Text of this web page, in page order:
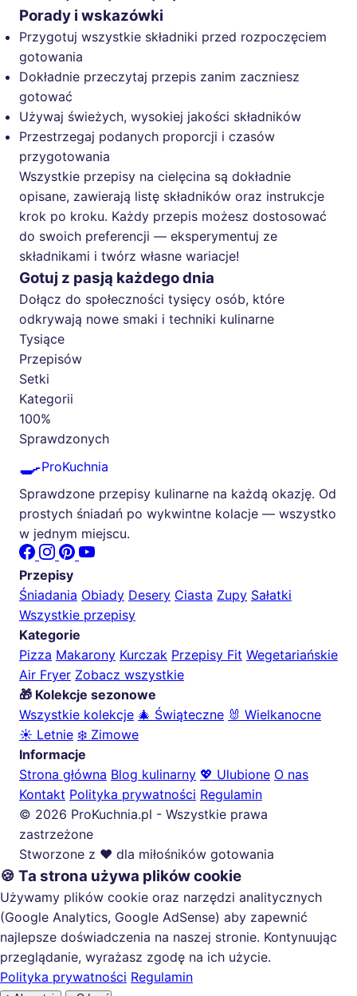
Porady i wskazówki
Przygotuj wszystkie składniki przed rozpoczęciem
gotowania
Dokładnie przeczytaj przepis zanim zaczniesz
gotować
Używaj świeżych, wysokiej jakości składników
Przestrzegaj podanych proporcji i czasów
przygotowania
Wszystkie przepisy na cielęcina są dokładnie
opisane, zawierają listę składników oraz instrukcje
krok po kroku. Każdy przepis możesz dostosować
do swoich preferencji — eksperymentuj ze
składnikami i twórz własne wariacje!
Gotuj z pasją każdego dnia
Dołącz do społeczności tysięcy osób, które
odkrywają nowe smaki i techniki kulinarne
Tysiące
Przepisów
Setki
Kategorii
100%
Sprawdzonych
🍳ProKuchnia
Sprawdzone przepisy kulinarne na każdą okazję. Od
prostych śniadań po wykwintne kolacje — wszystko
w jednym miejscu.
Przepisy
Śniadania Obiady Desery Ciasta Zupy Sałatki
Wszystkie przepisy
Kategorie
Pizza Makarony Kurczak Przepisy Fit Wegetariańskie
Air Fryer Zobacz wszystkie
🎁 Kolekcje sezonowe
Wszystkie kolekcje 🎄 Świąteczne 🐰 Wielkanocne
☀️ Letnie ❄️ Zimowe
Informacje
Strona główna Blog kulinarny 💖 Ulubione O nas
Kontakt Polityka prywatności Regulamin
© 2026 ProKuchnia.pl - Wszystkie prawa
zastrzeżone
Stworzone z ❤️ dla miłośników gotowania
🍪 Ta strona używa plików cookie
Używamy plików cookie oraz narzędzi analitycznych
(Google Analytics, Google AdSense) aby zapewnić
najlepsze doświadczenia na naszej stronie. Kontynuując
przeglądanie, wyrażasz zgodę na ich użycie.
Polityka prywatności Regulamin